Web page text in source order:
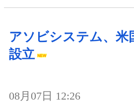
アソビシステム、米
設立
08月07日 12:26